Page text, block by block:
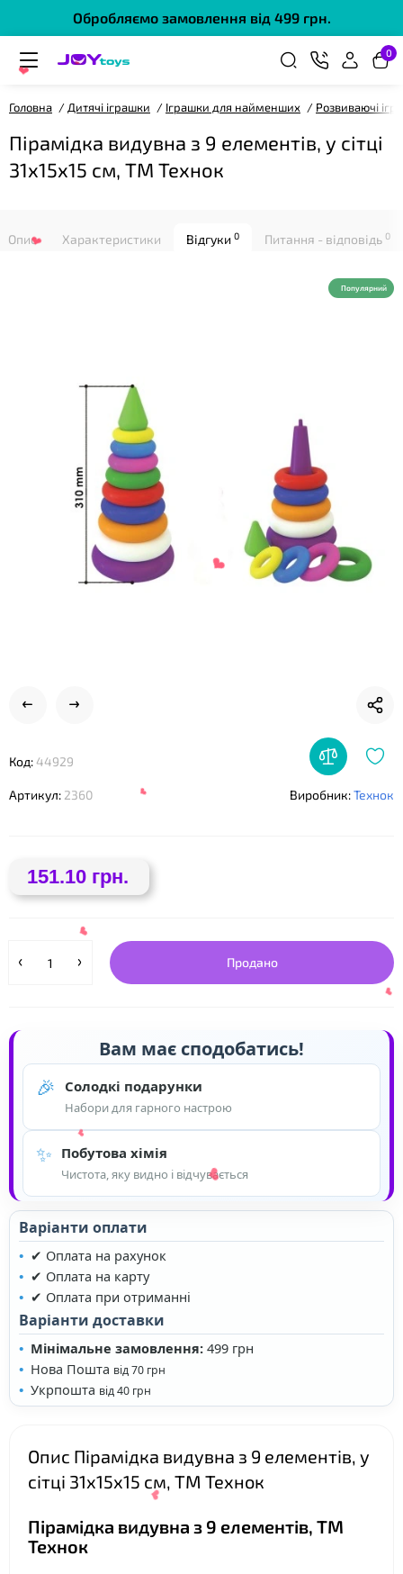
Обробляємо замовлення від 499 грн.
0
Головна Дитячі іграшки Іграшки для найменших Розвиваючі
Пірамідка видувна з 9 елементів, у сітці
31х15х15 см, ТМ Технок
Опис Характеристики Відгуки 0 Питання - відповідь 0
Популярний
Код:44929
Артикул: 2360 Виробник:Технок
151.10 грн.
Продано
Вам має сподобатись!
🎉 Солодкі подарунки
Набори для гарного настрою
✨ Побутова хімія
Чистота, яку видно і відчувається
Варіанти оплати
✔ Оплата на рахунок
✔ Оплата на карту
✔ Оплата при отриманні
Варіанти доставки
Мінімальне замовлення: 499 грн
Нова Пошта від 70 грн
Укрпошта від 40 грн
Опис Пірамідка видувна з 9 елементів, у
сітці 31х15х15 см, ТМ Технок
Пірамідка видувна з 9 елементів, ТМ
Технок
❤
❤